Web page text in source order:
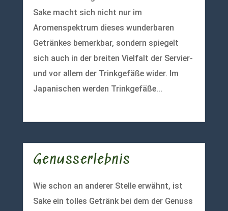
Sake macht sich nicht nur im
Aromenspektrum dieses wunderbaren
Getränkes bemerkbar, sondern spiegelt
sich auch in der breiten Vielfalt der Servier-
und vor allem der Trinkgefäße wider. Im
Japanischen werden Trinkgefäße...
Genusserlebnis
Wie schon an anderer Stelle erwähnt, ist
Sake ein tolles Getränk bei dem der Genuss